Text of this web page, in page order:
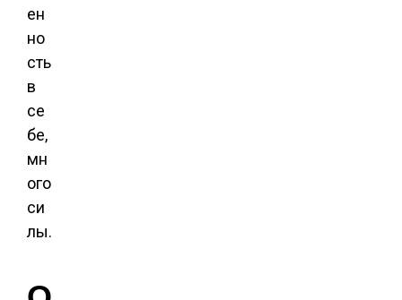
ен
но
сть
в
се
бе,
мн
ого
си
лы.